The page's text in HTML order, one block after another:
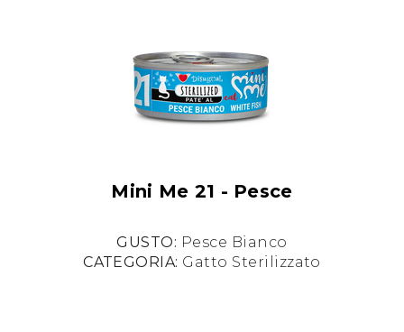
Mini Me 21 - Pesce
GUSTO: Pesce Bianco
CATEGORIA: Gatto Sterilizzato